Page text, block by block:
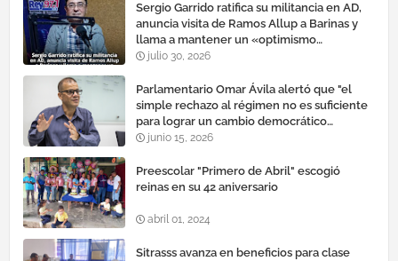
Sergio Garrido ratifica su militancia en AD,
anuncia visita de Ramos Allup a Barinas y
llama a mantener un «optimismo
cauteloso»
julio 30, 2026
Parlamentario Omar Ávila alertó que "el
simple rechazo al régimen no es suficiente
para lograr un cambio democrático
efectivo"
junio 15, 2026
Preescolar "Primero de Abril" escogió
reinas en su 42 aniversario
abril 01, 2024
Sitrasss avanza en beneficios para clase